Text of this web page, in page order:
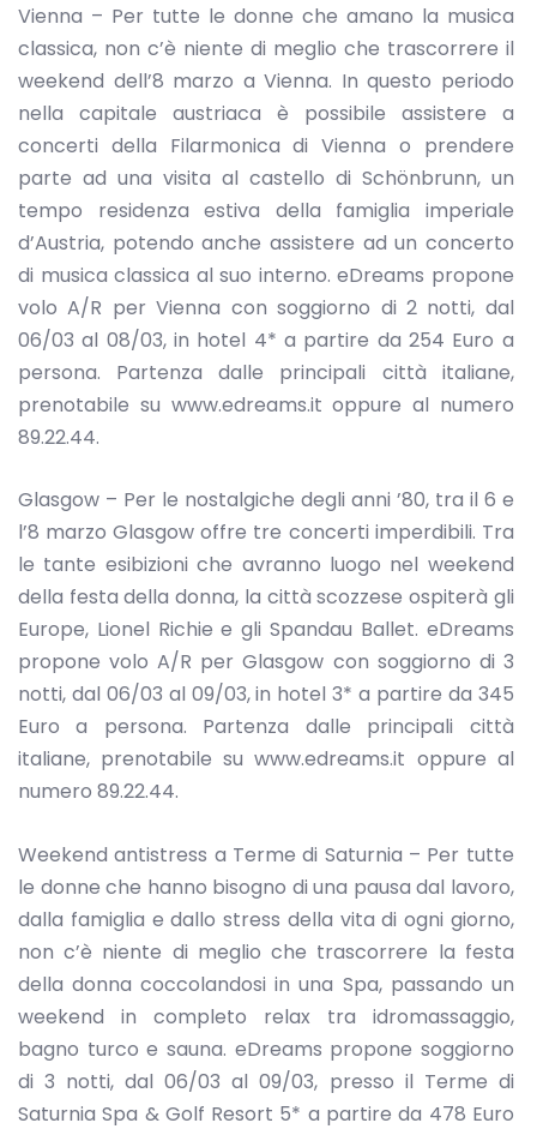
Vienna – Per tutte le donne che amano la musica
classica, non c’è niente di meglio che trascorrere il
weekend dell’8 marzo a Vienna. In questo periodo
nella capitale austriaca è possibile assistere a
concerti della Filarmonica di Vienna o prendere
parte ad una visita al castello di Schönbrunn, un
tempo residenza estiva della famiglia imperiale
d’Austria, potendo anche assistere ad un concerto
di musica classica al suo interno. eDreams propone
volo A/R per Vienna con soggiorno di 2 notti, dal
06/03 al 08/03, in hotel 4* a partire da 254 Euro a
persona. Partenza dalle principali città italiane,
prenotabile su www.edreams.it oppure al numero
89.22.44.
Glasgow – Per le nostalgiche degli anni ’80, tra il 6 e
l’8 marzo Glasgow offre tre concerti imperdibili. Tra
le tante esibizioni che avranno luogo nel weekend
della festa della donna, la città scozzese ospiterà gli
Europe, Lionel Richie e gli Spandau Ballet. eDreams
propone volo A/R per Glasgow con soggiorno di 3
notti, dal 06/03 al 09/03, in hotel 3* a partire da 345
Euro a persona. Partenza dalle principali città
italiane, prenotabile su www.edreams.it oppure al
numero 89.22.44.
Weekend antistress a Terme di Saturnia – Per tutte
le donne che hanno bisogno di una pausa dal lavoro,
dalla famiglia e dallo stress della vita di ogni giorno,
non c’è niente di meglio che trascorrere la festa
della donna coccolandosi in una Spa, passando un
weekend in completo relax tra idromassaggio,
bagno turco e sauna. eDreams propone soggiorno
di 3 notti, dal 06/03 al 09/03, presso il Terme di
Saturnia Spa & Golf Resort 5* a partire da 478 Euro